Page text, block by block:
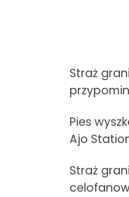
Straż
Pies
Ajo
Straż